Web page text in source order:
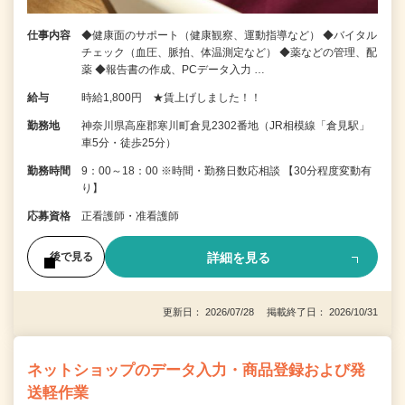
仕事内容
◆健康面のサポート（健康観察、運動指導など） ◆バイタル
チェック（血圧、脈拍、体温測定など） ◆薬などの管理、配
薬 ◆報告書の作成、PCデータ入力 …
給与 時給1,800円 ★賃上げしました！！
勤務地
神奈川県高座郡寒川町倉見2302番地（JR相模線「倉見駅」
車5分・徒歩25分）
勤務時間
9：00～18：00 ※時間・勤務日数応相談 【30分程度変動有
り】
応募資格 正看護師・准看護師
後で見る 詳細を見る
更新日： 2026/07/28 掲載終了日： 2026/10/31
ネットショップのデータ入力・商品登録および発
送軽作業